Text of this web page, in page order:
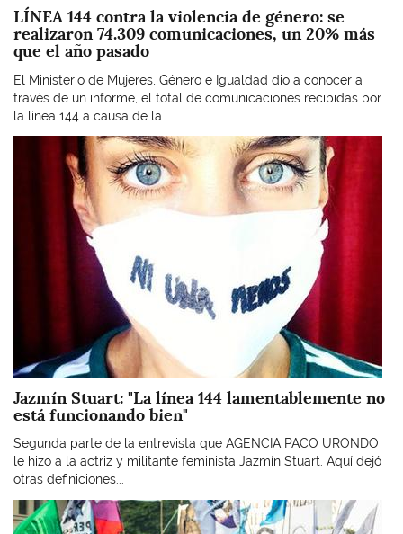
LÍNEA 144 contra la violencia de género: se
realizaron 74.309 comunicaciones, un 20% más
que el año pasado
El Ministerio de Mujeres, Género e Igualdad dio a conocer a
través de un informe, el total de comunicaciones recibidas por
la línea 144 a causa de la...
Jazmín Stuart: "La línea 144 lamentablemente no
está funcionando bien"
Segunda parte de la entrevista que AGENCIA PACO URONDO
le hizo a la actriz y militante feminista Jazmín Stuart. Aquí dejó
otras definiciones...
Imagen